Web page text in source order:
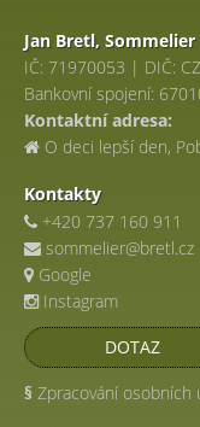
Jan Bretl, Sommelier
IČ: 71970053 | DIČ:
Bankovní spojení:
Kontaktní adresa:
O deci lepší den,
Kontakty
+420 737 160 911
sommelier@bretl.cz
Google
Instagram
DOTAZ
§ Zpracování osobních